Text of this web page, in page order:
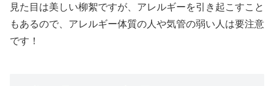
見た目は美しい柳絮ですが、アレルギーを引き起こすこと
もあるので、アレルギー体質の人や気管の弱い人は要注意
です！